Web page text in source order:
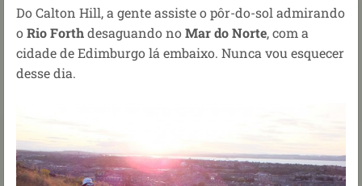
Do Calton Hill, a gente assiste o pôr-do-sol admirando
oRio Forthdesaguando noMar do Norte, com a
cidade de Edimburgo lá embaixo. Nunca vou esquecer
desse dia.